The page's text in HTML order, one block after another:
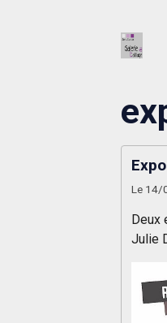
Le 14/
Deux
Julie